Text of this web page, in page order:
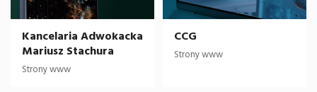
Kancelaria Adwokacka
Mariusz Stachura
Strony www
CCG
Strony www